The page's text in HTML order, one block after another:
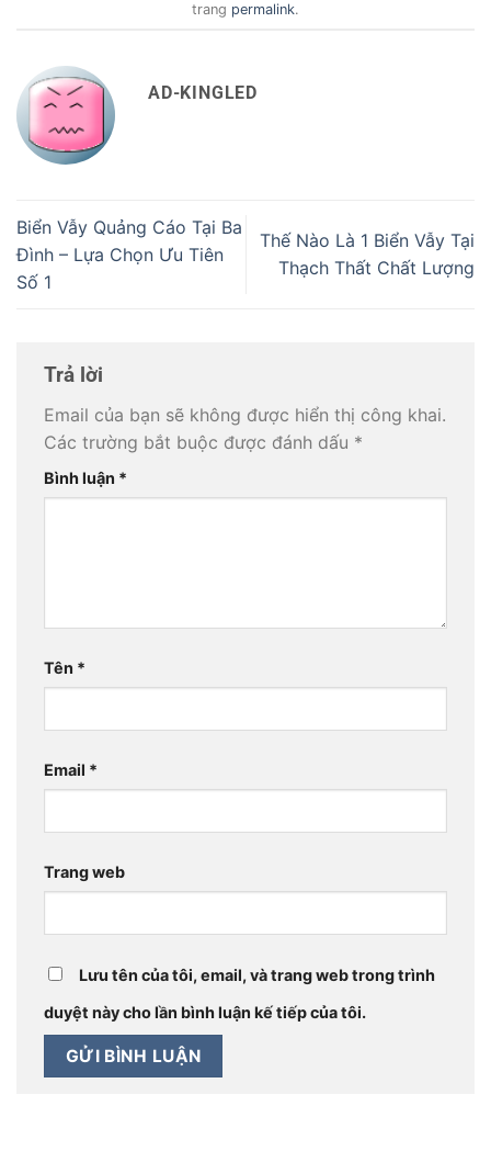
trang permalink.
AD-KINGLED
Biển Vẫy Quảng Cáo Tại Ba
Đình – Lựa Chọn Ưu Tiên
Số 1
Thế Nào Là 1 Biển Vẫy Tại
Thạch Thất Chất Lượng
Trả lời
Email của bạn sẽ không được hiển thị công khai.
Các trường bắt buộc được đánh dấu *
Bình luận *
Tên *
Email *
Trang web
Lưu tên của tôi, email, và trang web trong trình
duyệt này cho lần bình luận kế tiếp của tôi.